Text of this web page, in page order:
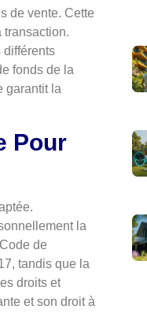
de vente. Cette
différents
fonds de la
garantit la
Pour
la
de
tandis que la
droits et
et son droit à